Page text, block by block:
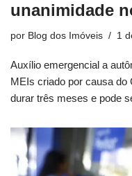
unanimidade
por Blog dos Imóveis 1
Auxílio emergencial a
MEIs criado por causa
durar três meses e pode